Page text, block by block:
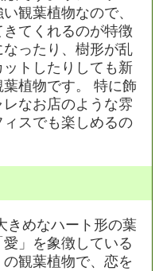
観葉植物なので、
てくれるのが特徴
ったり、樹形が乱
トしたりしても新
植物です。 特に飾
なお店のような雰
スでも楽しめるの
きめなハート形の葉
」を象徴している
観葉植物で、恋を